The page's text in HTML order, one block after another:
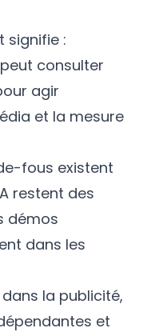
signifie :
consulter
agir
et la mesure
fous existent
restent des
démos
dans les
la publicité,
et